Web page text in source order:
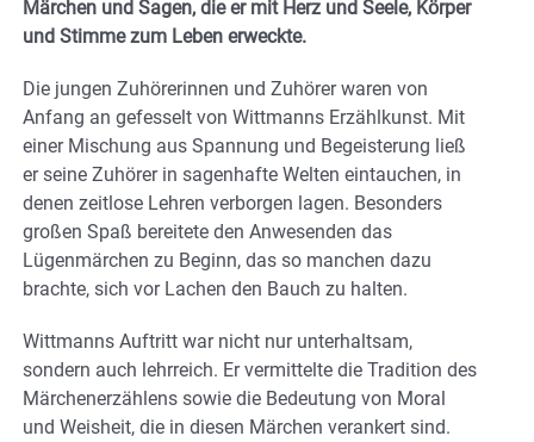
Märchen und Sagen, die er mit Herz und Seele, Körper
und Stimme zum Leben erweckte.
Die jungen Zuhörerinnen und Zuhörer waren von
Anfang an gefesselt von Wittmanns Erzählkunst. Mit
einer Mischung aus Spannung und Begeisterung ließ
er seine Zuhörer in sagenhafte Welten eintauchen, in
denen zeitlose Lehren verborgen lagen. Besonders
großen Spaß bereitete den Anwesenden das
Lügenmärchen zu Beginn, das so manchen dazu
brachte, sich vor Lachen den Bauch zu halten.
Wittmanns Auftritt war nicht nur unterhaltsam,
sondern auch lehrreich. Er vermittelte die Tradition des
Märchenerzählens sowie die Bedeutung von Moral
und Weisheit, die in diesen Märchen verankert sind.